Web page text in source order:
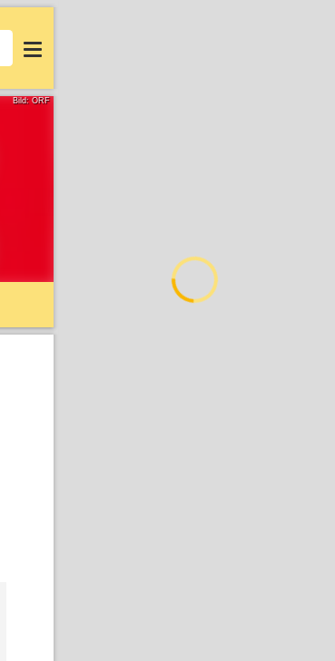
Login
Bild: ORF